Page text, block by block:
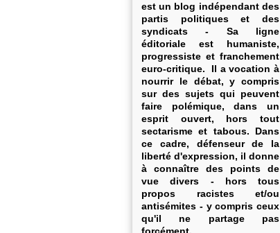
est un blog indépendant des
partis politiques et des
syndicats - Sa ligne
éditoriale est humaniste,
progressiste et franchement
euro-critique. Il a vocation à
nourrir le débat, y compris
sur des sujets qui peuvent
faire polémique, dans un
esprit ouvert, hors tout
sectarisme et tabous. Dans
ce cadre, défenseur de la
liberté d'expression, il donne
à connaître des points de
vue divers - hors tous
propos racistes et/ou
antisémites - y compris ceux
qu'il ne partage pas